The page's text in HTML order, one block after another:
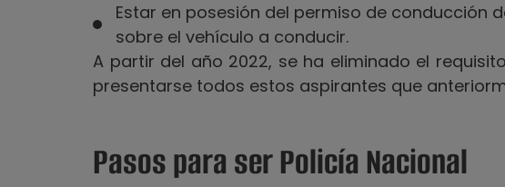
Estar en posesión del permiso de conducción
sobre el vehículo a conducir.
A partir del año 2022, se ha eliminado el
presentarse todos estos aspirantes que
Pasos para ser Policía Nacional